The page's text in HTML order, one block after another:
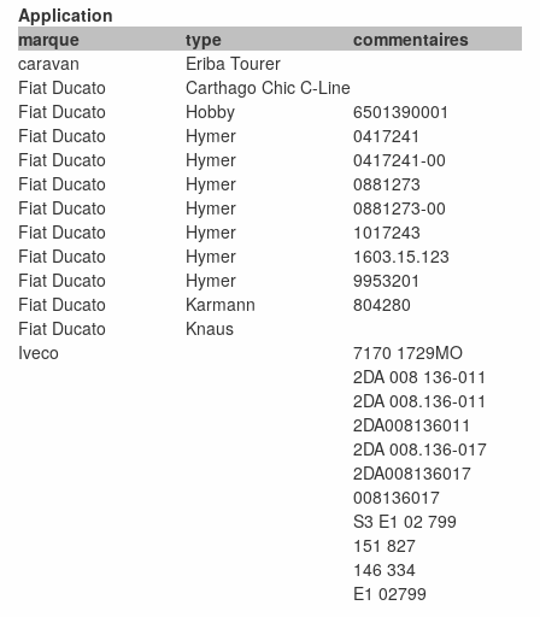
Application
marque
type
commentaires
caravan
Eriba Tourer
Fiat Ducato
Carthago Chic C-Line
Fiat Ducato
Hobby
6501390001
Fiat Ducato
Hymer
0417241
Fiat Ducato
Hymer
0417241-00
Fiat Ducato
Hymer
0881273
Fiat Ducato
Hymer
0881273-00
Fiat Ducato
Hymer
1017243
Fiat Ducato
Hymer
1603.15.123
Fiat Ducato
Hymer
9953201
Fiat Ducato
Karmann
804280
Fiat Ducato
Knaus
Iveco
7170 1729MO
2DA 008 136-011
2DA 008.136-011
2DA008136011
2DA 008.136-017
2DA008136017
008136017
S3 E1 02 799
151 827
146 334
E1 02799